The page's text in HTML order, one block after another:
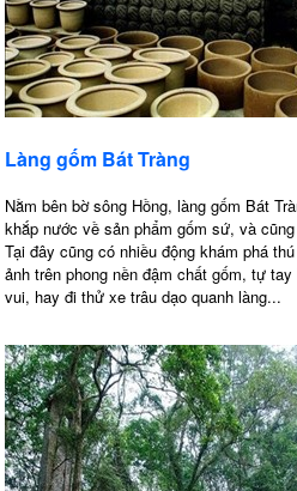
Làng gốm Bát Tràng
Nằm bên bờ sông Hồng, làng gốm Bát
khắp nước về sản phẩm gốm sứ, và
Tại đây cũng có nhiều động khám phá
ảnh trên phong nền đậm chất gốm, tự
vui, hay đi thử xe trâu dạo quanh làng...